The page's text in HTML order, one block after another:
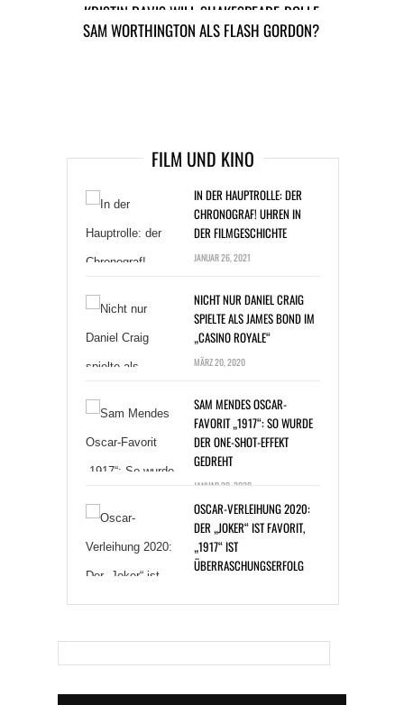
TAGS STEPHEN GATELY
KRISTIN DAVIS WILL SHAKESPEARE-ROLLE
SAM WORTHINGTON ALS FLASH GORDON?
FILM UND KINO
IN DER HAUPTROLLE: DER
CHRONOGRAF! UHREN IN
DER FILMGESCHICHTE
JANUAR 26, 2021
NICHT NUR DANIEL CRAIG
SPIELTE ALS JAMES BOND IM
„CASINO ROYALE“
MÄRZ 20, 2020
SAM MENDES OSCAR-
FAVORIT „1917“: SO WURDE
DER ONE-SHOT-EFFEKT
GEDREHT
JANUAR 20, 2020
OSCAR-VERLEIHUNG 2020:
DER „JOKER“ IST FAVORIT,
„1917“ IST
ÜBERRASCHUNGSERFOLG